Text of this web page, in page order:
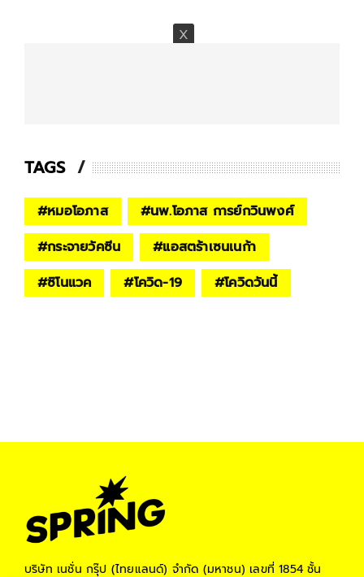
TAGS
#หมอโอภาส #นพ.โอภาส การย์กวินพงศ์
#กระจายวัคซีน #แอสตร้าเซนเนก้า
#ซิโนแวค #โควิด-19 #โควิดวันนี้
บริษัท เนชั่น กรุ๊ป (ไทยแลนด์) จำกัด (มหาชน) เลขที่ 1854 ชั้น